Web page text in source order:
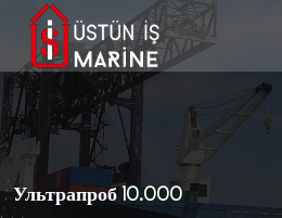
Ультрапроб 10.000